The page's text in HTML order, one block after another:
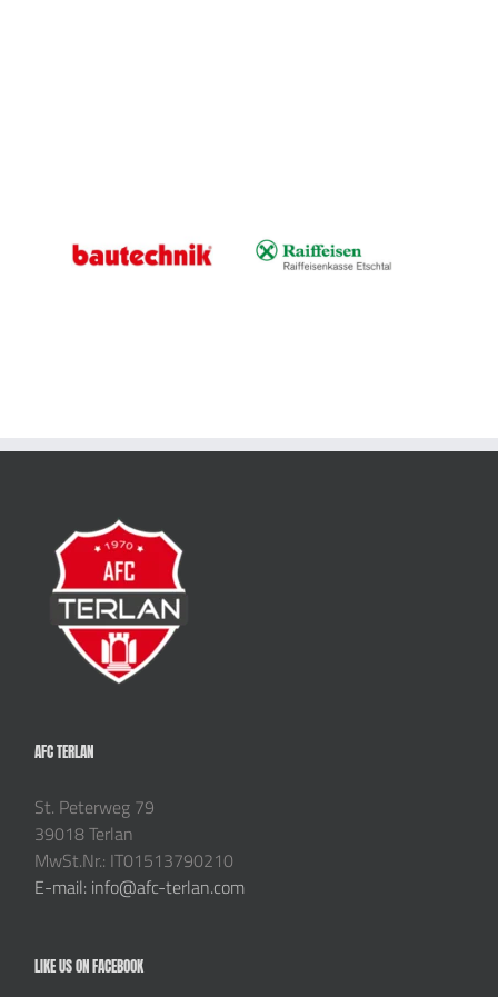
AFC TERLAN
St. Peterweg 79
39018 Terlan
MwSt.Nr.: IT01513790210
E-mail: info@afc-terlan.com
LIKE US ON FACEBOOK